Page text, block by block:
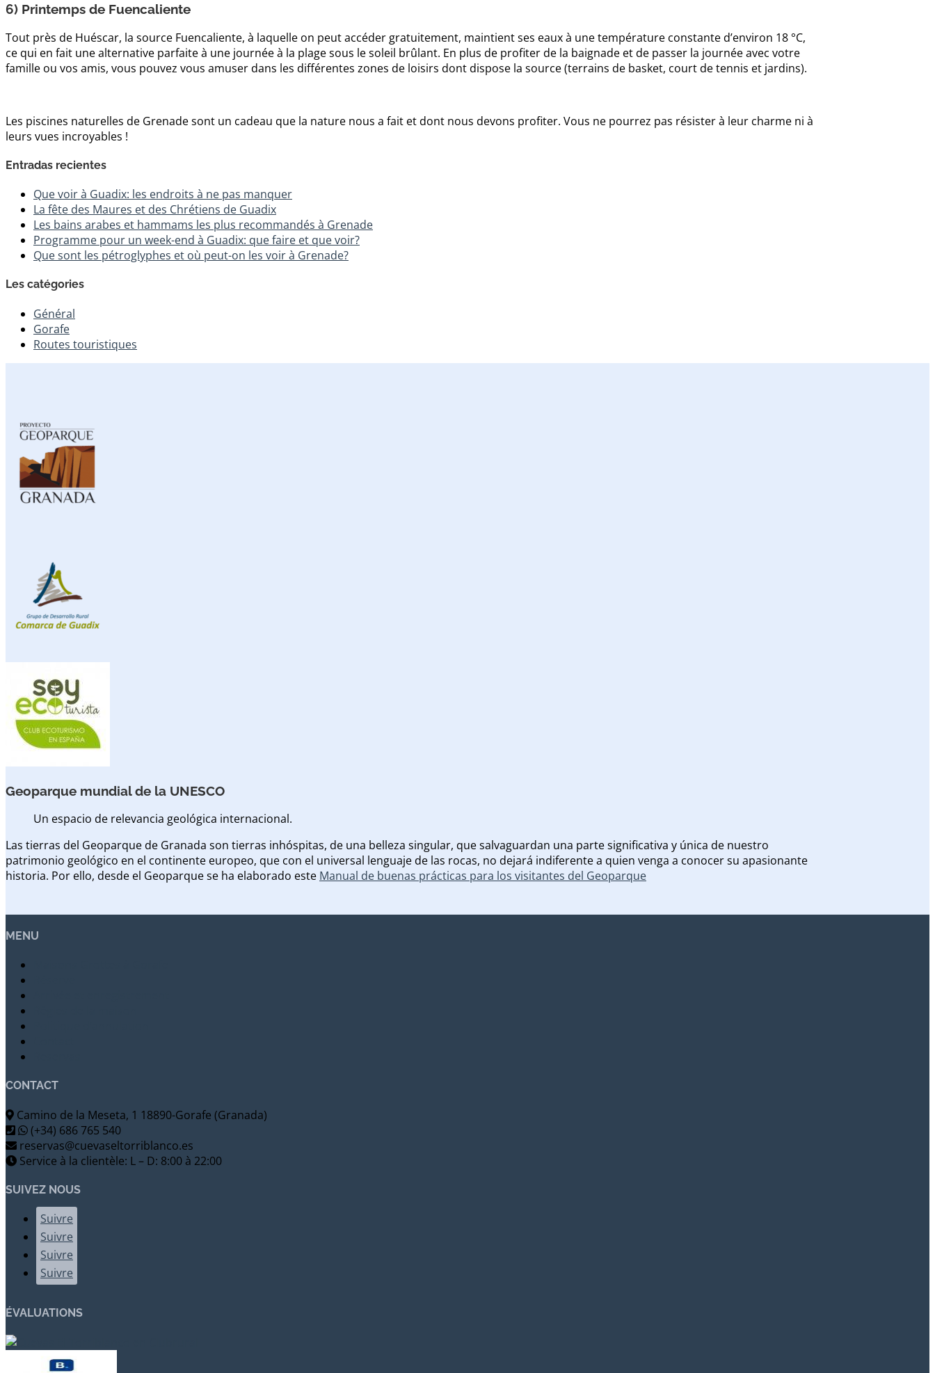
6) Printemps de Fuencaliente
Tout près de Huéscar, la source Fuencaliente, à laquelle on peut accéder gratuitement, maintient ses eaux à une température constante d’environ 18 °C,
ce qui en fait une alternative parfaite à une journée à la plage sous le soleil brûlant. En plus de profiter de la baignade et de passer la journée avec votre
famille ou vos amis, vous pouvez vous amuser dans les différentes zones de loisirs dont dispose la source (terrains de basket, court de tennis et jardins).
Les piscines naturelles de Grenade sont un cadeau que la nature nous a fait et dont nous devons profiter. Vous ne pourrez pas résister à leur charme ni à
leurs vues incroyables !
Entradas recientes
Que voir à Guadix: les endroits à ne pas manquer
La fête des Maures et des Chrétiens de Guadix
Les bains arabes et hammams les plus recommandés à Grenade
Programme pour un week-end à Guadix: que faire et que voir?
Que sont les pétroglyphes et où peut-on les voir à Grenade?
Les catégories
Général
Gorafe
Routes touristiques
Geoparque mundial de la UNESCO
Un espacio de relevancia geológica internacional.
Las tierras del Geoparque de Granada son tierras inhóspitas, de una belleza singular, que salvaguardan una parte significativa y única de nuestro
patrimonio geológico en el continente europeo, que con el universal lenguaje de las rocas, no dejará indiferente a quien venga a conocer su apasionante
historia. Por ello, desde el Geoparque se ha elaborado este Manual de buenas prácticas para los visitantes del Geoparque
MENU
CONTACT
Camino de la Meseta, 1 18890-Gorafe (Granada)
(+34) 686 765 540
reservas@cuevaseltorriblanco.es
Service à la clientèle: L – D: 8:00 à 22:00
SUIVEZ NOUS
Suivre
Suivre
Suivre
Suivre
ÉVALUATIONS